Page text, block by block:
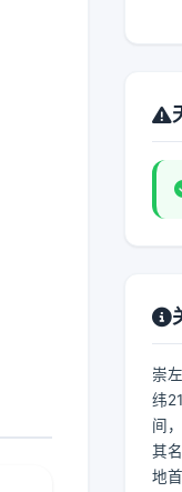
崇
纬
间
其
地